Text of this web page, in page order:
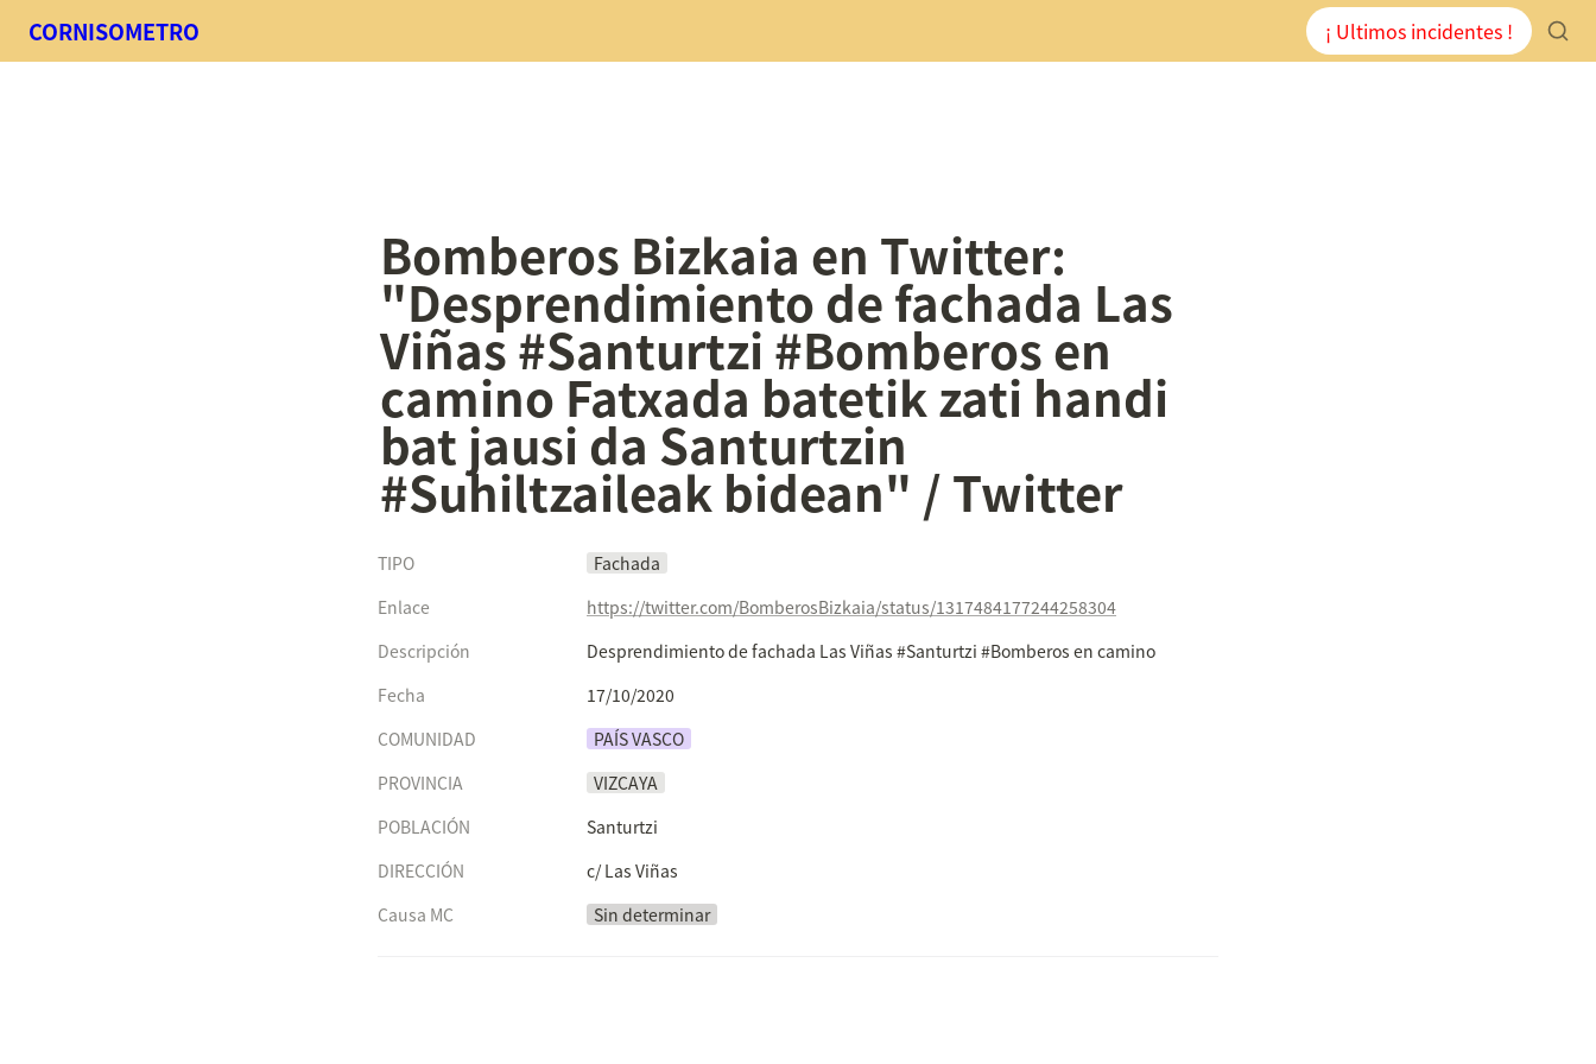
CORNISOMETRO ¡ Ultimos incidentes !
Bomberos Bizkaia en Twitter:
"Desprendimiento de fachada Las
Viñas #Santurtzi #Bomberos en
camino Fatxada batetik zati handi
bat jausi da Santurtzin
#Suhiltzaileak bidean" / Twitter
TIPO
Fachada
Enlace
https://twitter.com/BomberosBizkaia/status/1317484177244258304
Descripción
Desprendimiento de fachada Las Viñas #Santurtzi #Bomberos en camino
Fecha
17/10/2020
COMUNIDAD
PAÍS VASCO
PROVINCIA
VIZCAYA
POBLACIÓN
Santurtzi
DIRECCIÓN
c/ Las Viñas
Causa MC
Sin determinar